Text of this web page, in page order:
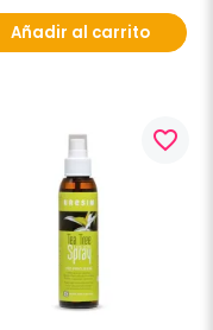
Añadir al carrito
favorite_border